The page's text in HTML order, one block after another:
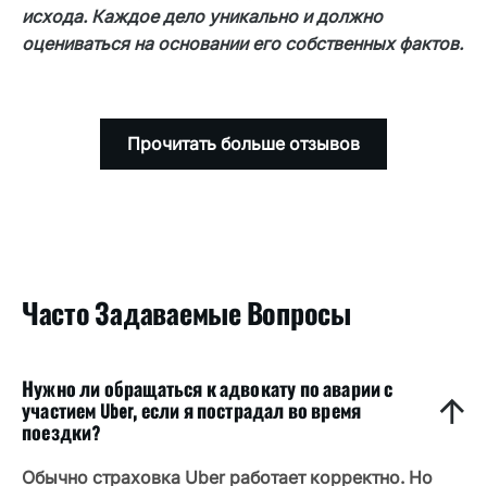
является неполной.
исхода. Каждое дело уникально и должно
оцениваться на основании его собственных фактов.
Прочитать больше отзывов
Часто Задаваемые Вопросы
Нужно ли обращаться к адвокату по аварии с
участием Uber, если я пострадал во время
поездки?
Обычно страховка Uber работает корректно. Но